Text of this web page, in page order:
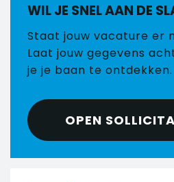
WIL JE SNEL AAN DE
Staat jouw vacature er
Laat jouw gegevens
je je baan te ontdekken.
OPEN